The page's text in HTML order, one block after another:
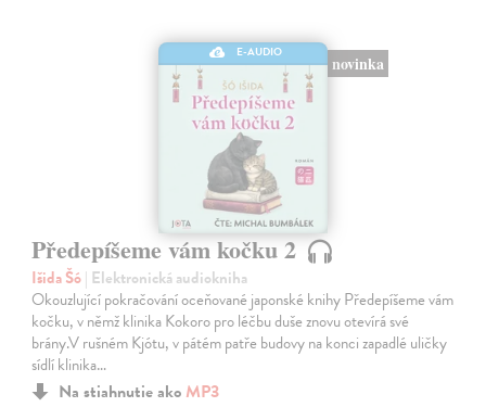
E-AUDIO
novinka
Předepíšeme vám kočku 2
Išida Šó| Elektronická audiokniha
Okouzlující pokračování oceňované japonské knihy Předepíšeme vám
kočku, v němž klinika Kokoro pro léčbu duše znovu otevírá své
brány.V rušném Kjótu, v pátém patře budovy na konci zapadlé uličky
sídlí klinika…
Na stiahnutie ako MP3